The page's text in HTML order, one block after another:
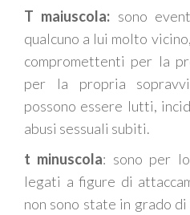
T maiuscola: sono
qualcuno a lui molto
compromettenti per la
per la propria
possono essere lutti,
abusi sessuali subiti.
t minuscola: sono per
legati a figure di
non sono state in grado